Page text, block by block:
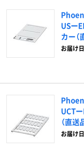
USー
カー（
お届け日
UCT
（直送
お届け日